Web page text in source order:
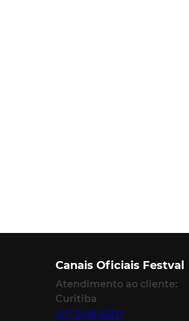
Canais Oficiais Festval
Atendimento ao cliente:
Curitiba
(41) 3148-6507